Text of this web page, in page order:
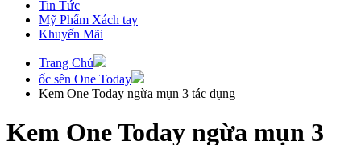
Tin Tức
Mỹ Phẩm Xách tay
Khuyến Mãi
Trang Chủ
ốc sên One Today
Kem One Today ngừa mụn 3 tác dụng
Kem One Today ngừa mụn 3